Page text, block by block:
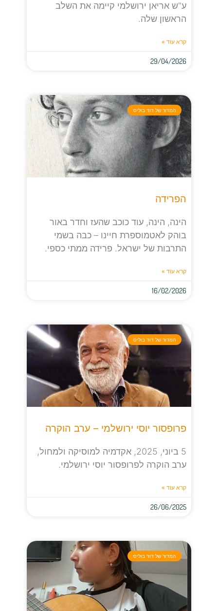
ע"ש אריאן ירושלמי קיימה את השלב
הראשון שלה.
קרא עוד »
29/04/2026
המדור של דוד בוליס
הפרידה
הינה, הינה, עוד כוכב שהעז וחדר באור
בוהק לאטמוספרת חיינו – כבה בשמי
התרבות של ישראל. פרידה ממתי כספי.
קרא עוד »
16/02/2026
המדור של דוד בוליס
פרופסור יוסי ירושלמי – ערב הוקרה
5 ביוני, 2025, אקדמיה למוסיקה ולמחול,
ערב הוקרה לפרופסור יוסי ירושלמי.
קרא עוד »
26/06/2025
המדור של דוד בוליס